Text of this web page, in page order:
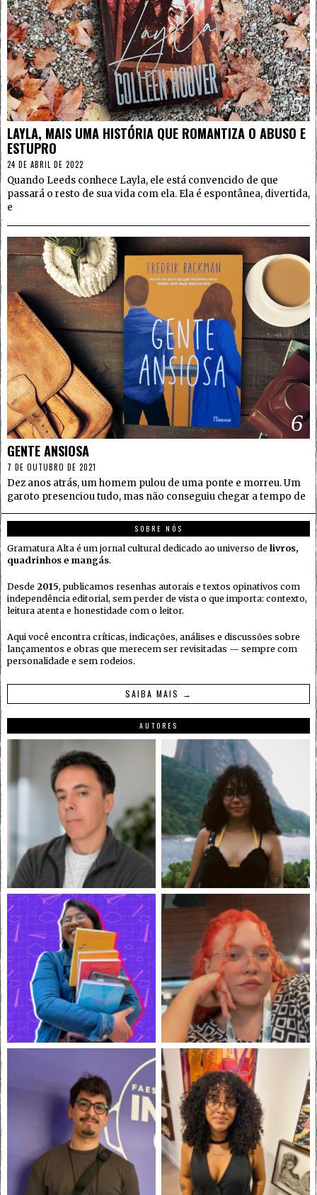
5
LAYLA, MAIS UMA HISTÓRIA QUE ROMANTIZA O ABUSO E
ESTUPRO
24 DE ABRIL DE 2022
Quando Leeds conhece Layla, ele está convencido de que
passará o resto de sua vida com ela. Ela é espontânea, divertida,
e
6
GENTE ANSIOSA
7 DE OUTUBRO DE 2021
Dez anos atrás, um homem pulou de uma ponte e morreu. Um
garoto presenciou tudo, mas não conseguiu chegar a tempo de
SOBRE NÓS
Gramatura Alta é um jornal cultural dedicado ao universo de livros,
quadrinhos e mangás.
Desde 2015, publicamos resenhas autorais e textos opinativos com
independência editorial, sem perder de vista o que importa: contexto,
leitura atenta e honestidade com o leitor.
Aqui você encontra críticas, indicações, análises e discussões sobre
lançamentos e obras que merecem ser revisitadas — sempre com
personalidade e sem rodeios.
SAIBA MAIS →
AUTORES